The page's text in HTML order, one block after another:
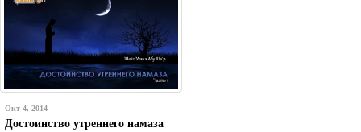
Окт 4, 2014
Достоинство утреннего намаза